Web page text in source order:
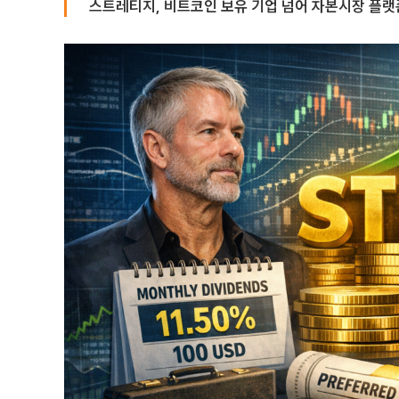
스트레티지, 비트코인 보유 기업 넘어 자본시장 플